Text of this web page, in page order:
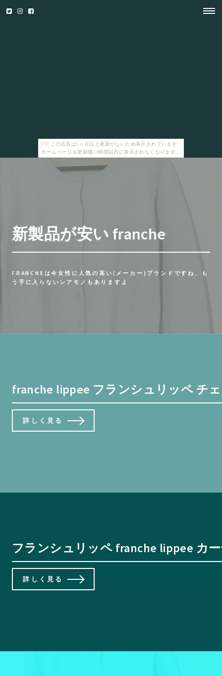
[PR] この広告は3ヶ月以上更新がないため表示されています。
ホームページを更新後24時間以内に表示されなくなります。
新製品が安い franche
FRANCHEは今女性に人気の高い(メーカー)ブランドですね、も
う手に入らないレアモノもありますよ
franche lippee フランシュリッペ チ
詳しく見る
フランシュリッペ franche lippee カ
詳しく見る